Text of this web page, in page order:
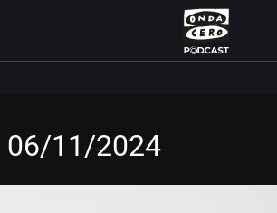
06/11/2024